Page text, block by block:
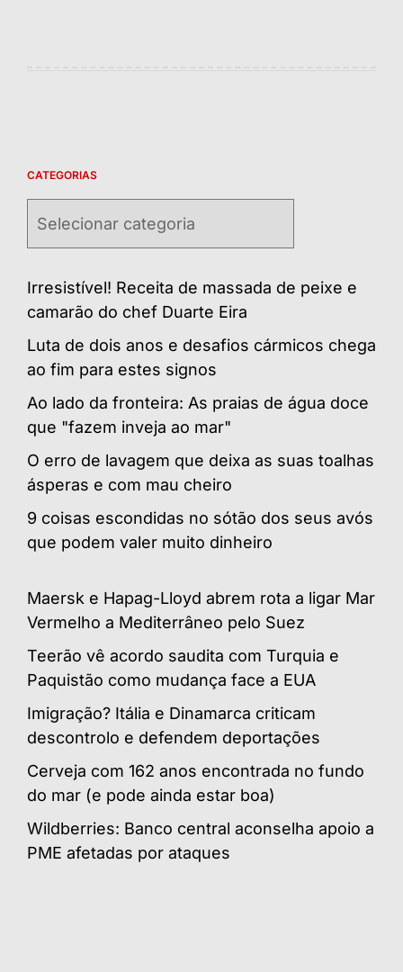
CATEGORIAS
Irresistível! Receita de massada de peixe e
camarão do chef Duarte Eira
Luta de dois anos e desafios cármicos chega
ao fim para estes signos
Ao lado da fronteira: As praias de água doce
que "fazem inveja ao mar"
O erro de lavagem que deixa as suas toalhas
ásperas e com mau cheiro
9 coisas escondidas no sótão dos seus avós
que podem valer muito dinheiro
Maersk e Hapag-Lloyd abrem rota a ligar Mar
Vermelho a Mediterrâneo pelo Suez
Teerão vê acordo saudita com Turquia e
Paquistão como mudança face a EUA
Imigração? Itália e Dinamarca criticam
descontrolo e defendem deportações
Cerveja com 162 anos encontrada no fundo
do mar (e pode ainda estar boa)
Wildberries: Banco central aconselha apoio a
PME afetadas por ataques